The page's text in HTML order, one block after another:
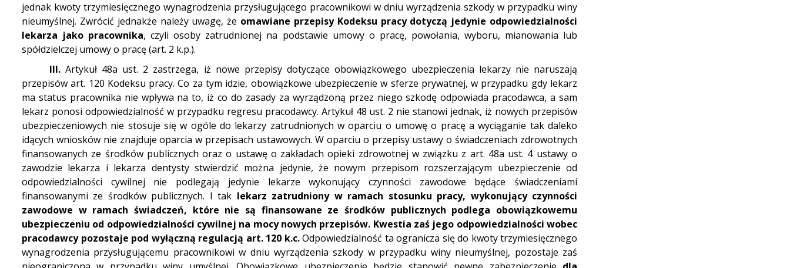
jednak kwoty trzymiesięcznego wynagrodzenia przysługującego pracownikowi w dniu wyrządzenia szkody w przypadku winy
nieumyślnej. Zwrócić jednakże należy uwagę, że omawiane przepisy Kodeksu pracy dotyczą jedynie odpowiedzialności
lekarza jako pracownika, czyli osoby zatrudnionej na podstawie umowy o pracę, powołania, wyboru, mianowania lub
spółdzielczej umowy o pracę (art. 2 k.p.).
III. Artykuł 48a ust. 2 zastrzega, iż nowe przepisy dotyczące obowiązkowego ubezpieczenia lekarzy nie naruszają
przepisów art. 120 Kodeksu pracy. Co za tym idzie, obowiązkowe ubezpieczenie w sferze prywatnej, w przypadku gdy lekarz
ma status pracownika nie wpływa na to, iż co do zasady za wyrządzoną przez niego szkodę odpowiada pracodawca, a sam
lekarz ponosi odpowiedzialność w przypadku regresu pracodawcy. Artykuł 48 ust. 2 nie stanowi jednak, iż nowych przepisów
ubezpieczeniowych nie stosuje się w ogóle do lekarzy zatrudnionych w oparciu o umowę o pracę a wyciąganie tak daleko
idących wniosków nie znajduje oparcia w przepisach ustawowych. W oparciu o przepisy ustawy o świadczeniach zdrowotnych
finansowanych ze środków publicznych oraz o ustawę o zakładach opieki zdrowotnej w związku z art. 48a ust. 4 ustawy o
zawodzie lekarza i lekarza dentysty stwierdzić można jedynie, że nowym przepisom rozszerzającym ubezpieczenie od
odpowiedzialności cywilnej nie podlegają jedynie lekarze wykonujący czynności zawodowe będące świadczeniami
finansowanymi ze środków publicznych. I tak lekarz zatrudniony w ramach stosunku pracy, wykonujący czynności
zawodowe w ramach świadczeń, które nie są finansowane ze środków publicznych podlega obowiązkowemu
ubezpieczeniu od odpowiedzialności cywilnej na mocy nowych przepisów. Kwestia zaś jego odpowiedzialności wobec
pracodawcy pozostaje pod wyłączną regulacją art. 120 k.c.Odpowiedzialność ta ogranicza się do kwoty trzymiesięcznego
wynagrodzenia przysługującemu pracownikowi w dniu wyrządzenia szkody w przypadku winy nieumyślnej, pozostaje zaś